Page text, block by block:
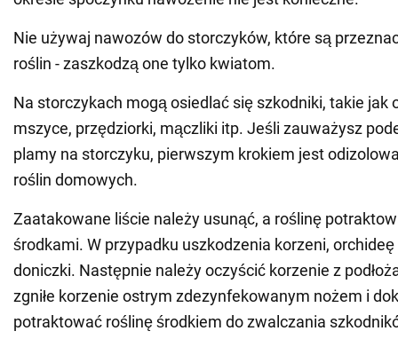
Nie używaj nawozów do storczyków, które są
roślin - zaszkodzą one tylko kwiatom.
Na storczykach mogą osiedlać się szkodniki, takie jak
mszyce, przędziorki, mączliki itp. Jeśli zauważysz
plamy na storczyku, pierwszym krokiem jest
roślin domowych.
Zaatakowane liście należy usunąć, a roślinę
środkami. W przypadku uszkodzenia korzeni,
doniczki. Następnie należy oczyścić korzenie z
zgniłe korzenie ostrym zdezynfekowanym nożem i
potraktować roślinę środkiem do zwalczania